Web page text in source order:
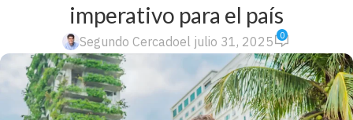
imperativo para el país
Segundo Cercadoel julio 31, 2025 0